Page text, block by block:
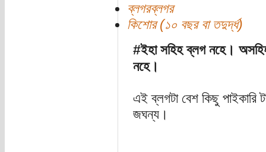
ব্লগরব্লগর
কিশোর (১০ বছর বা তদুর্দ্ধ)
#ইহা সহিহ ব্লগ নহে।
নহে।
এই ব্লগটা বেশ কিছু পাইকারি
জঘন্য।